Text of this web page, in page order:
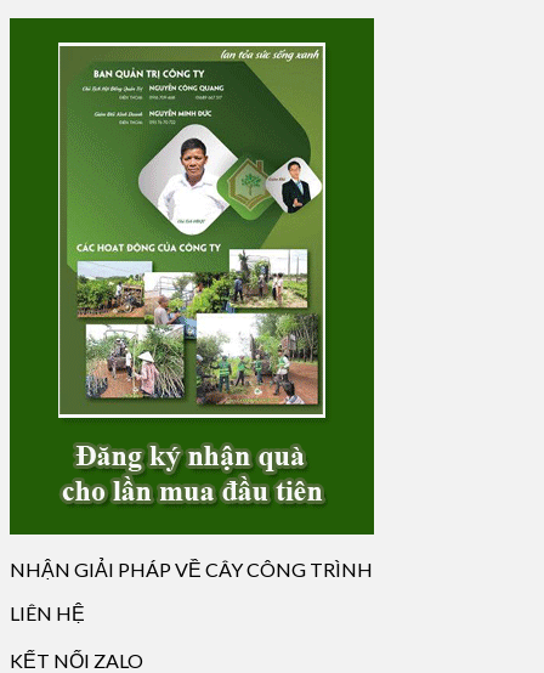
NHẬN GIẢI PHÁP VỀ CÂY CÔNG TRÌNH
LIÊN HỆ
KẾT NỐI ZALO